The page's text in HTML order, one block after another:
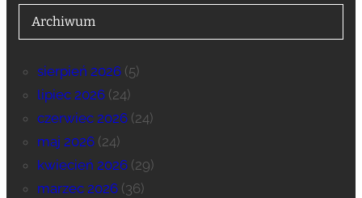
Archiwum
sierpień 2026(5)
lipiec 2026(24)
czerwiec 2026(24)
maj 2026(24)
kwiecień 2026(29)
marzec 2026(36)